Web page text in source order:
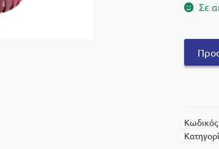
Σε
Σχολική
Luna
με
Κωδικός